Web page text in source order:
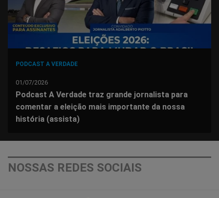
PODCAST A VERDADE
01/07/2026
Podcast A Verdade traz grande jornalista para
comentar a eleição mais importante da nossa
história (assista)
NOSSAS REDES SOCIAIS